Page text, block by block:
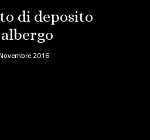
di deposito
2016